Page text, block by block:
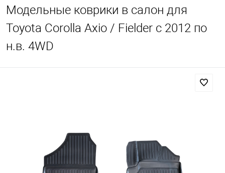
Модельные коврики в салон для
Toyota Corolla Axio / Fielder с 2012 по
н.в. 4WD